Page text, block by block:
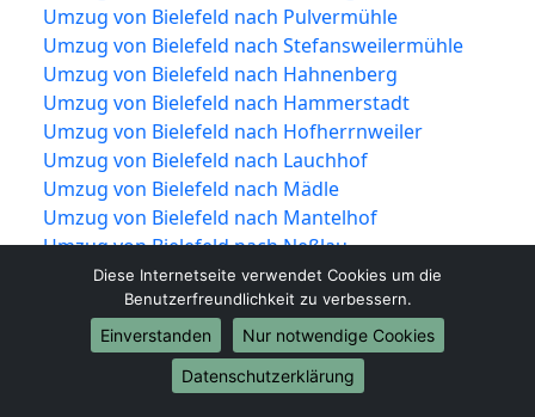
Umzug von Bielefeld nach Pulvermühle
Umzug von Bielefeld nach Stefansweilermühle
Umzug von Bielefeld nach Hahnenberg
Umzug von Bielefeld nach Hammerstadt
Umzug von Bielefeld nach Hofherrnweiler
Umzug von Bielefeld nach Lauchhof
Umzug von Bielefeld nach Mädle
Umzug von Bielefeld nach Mantelhof
Umzug von Bielefeld nach Neßlau
Umzug von Bielefeld nach Oberrombach
Umzug von Bielefeld nach Pompelhof
Umzug von Bielefeld nach Rauental
Umzug von Bielefeld nach Sandberg
Umzug von Bielefeld nach Sauerbachhof
Diese Internetseite verwendet Cookies um die
Benutzerfreundlichkeit zu verbessern.
Einverstanden
Nur notwendige Cookies
Datenschutzerklärung